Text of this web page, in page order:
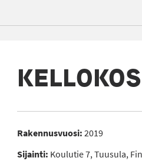
Rakennusvuosi:2019
Sijainti: Koulutie 7, Tuusula,